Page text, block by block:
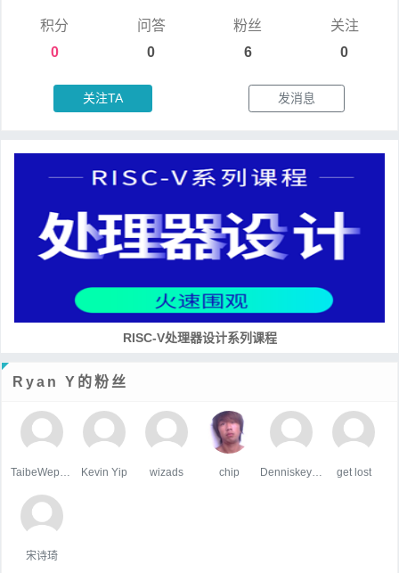
积分
0
问答
0
粉丝
6
关注
0
关注TA 发消息
RISC-V处理器设计系列课程
Ryan Y的粉丝
Kevin Yip wizads chip get lost
宋诗琦